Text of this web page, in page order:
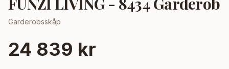
Garderobsskåp
24 839 kr